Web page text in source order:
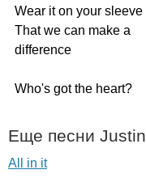
Wear it on your sleeve
That we can make a
difference
Who's got the heart?
Еще песни Justin
All in it